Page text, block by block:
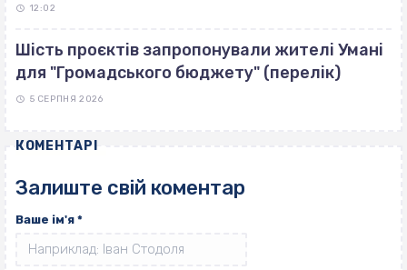
12:02
Шість проєктів запропонували жителі Умані
для "Громадського бюджету" (перелік)
5 СЕРПНЯ 2026
КОМЕНТАРІ
Залиште свій коментар
Ваше ім'я *